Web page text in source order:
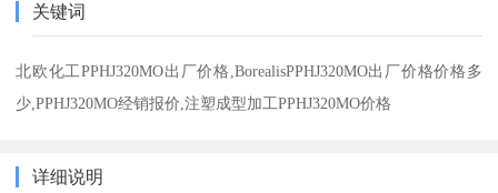
关键词
北欧化工PPHJ320MO出厂价格,BorealisPPHJ320MO出厂价格价格多
少,PPHJ320MO经销报价,注塑成型加工PPHJ320MO价格
详细说明